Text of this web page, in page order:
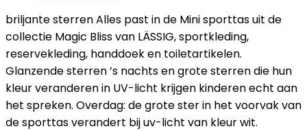
briljante sterren Alles past in de Mini sporttas uit de
collectie Magic Bliss van LÄSSIG, sportkleding,
reservekleding, handdoek en toiletartikelen.
Glanzende sterren ’s nachts en grote sterren die hun
kleur veranderen in UV-licht krijgen kinderen echt aan
het spreken. Overdag: de grote ster in het voorvak van
de sporttas verandert bij uv-licht van kleur wit.